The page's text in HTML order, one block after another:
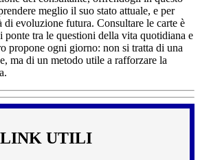
meglio il suo stato attuale, e per
evoluzione futura. Consultare le carte è
ponte tra le questioni della vita quotidiana e
propone ogni giorno: non si tratta di una
ma di un metodo utile a rafforzare la
LINK UTILI